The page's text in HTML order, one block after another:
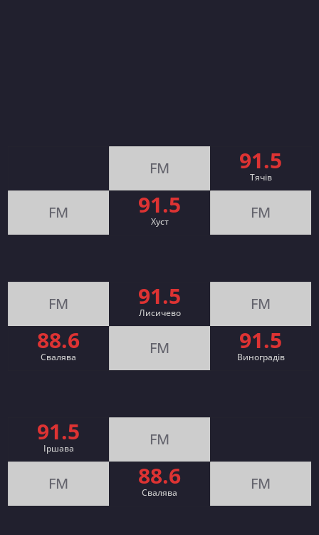
FM 91.5
Тячів
FM 91.5
Хуст FM
FM 91.5
Лисичево FM
88.6
Свалява FM 91.5
Виноградів
91.5
Іршава FM
FM 88.6
Cвалява FM